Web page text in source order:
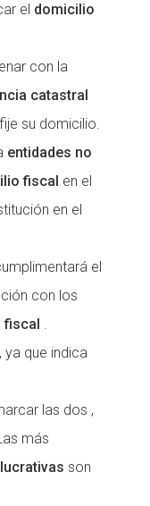
el domicilio
con la
catastral
su domicilio.
entidades no
fiscal en el
en el
el
con los
fiscal .
, ya que indica
las dos ,
más
son